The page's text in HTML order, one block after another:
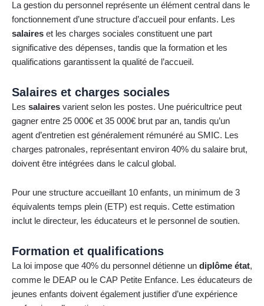
La gestion du personnel représente un élément central dans le
fonctionnement d’une structure d’accueil pour enfants. Les
salaires et les charges sociales constituent une part
significative des dépenses, tandis que la formation et les
qualifications garantissent la qualité de l’accueil.
Salaires et charges sociales
Les salaires varient selon les postes. Une puéricultrice peut
gagner entre 25 000€ et 35 000€ brut par an, tandis qu’un
agent d’entretien est généralement rémunéré au SMIC. Les
charges patronales, représentant environ 40% du salaire brut,
doivent être intégrées dans le calcul global.
Pour une structure accueillant 10 enfants, un minimum de 3
équivalents temps plein (ETP) est requis. Cette estimation
inclut le directeur, les éducateurs et le personnel de soutien.
Formation et qualifications
La loi impose que 40% du personnel détienne un diplôme état,
comme le DEAP ou le CAP Petite Enfance. Les éducateurs de
jeunes enfants doivent également justifier d’une expérience